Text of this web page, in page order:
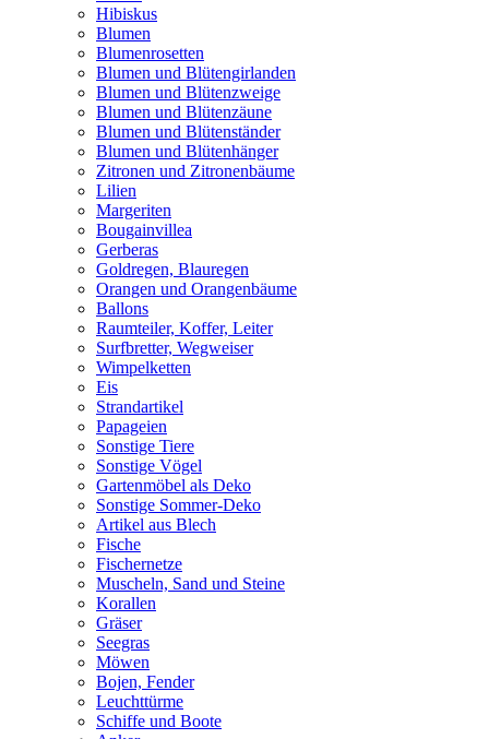
Hibiskus
Blumen
Blumenrosetten
Blumen und Blütengirlanden
Blumen und Blütenzweige
Blumen und Blütenzäune
Blumen und Blütenständer
Blumen und Blütenhänger
Zitronen und Zitronenbäume
Lilien
Margeriten
Bougainvillea
Gerberas
Goldregen, Blauregen
Orangen und Orangenbäume
Ballons
Raumteiler, Koffer, Leiter
Surfbretter, Wegweiser
Wimpelketten
Eis
Strandartikel
Papageien
Sonstige Tiere
Sonstige Vögel
Gartenmöbel als Deko
Sonstige Sommer-Deko
Artikel aus Blech
Fische
Fischernetze
Muscheln, Sand und Steine
Korallen
Gräser
Seegras
Möwen
Bojen, Fender
Leuchttürme
Schiffe und Boote